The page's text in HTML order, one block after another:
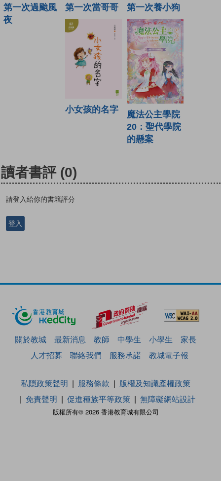
第一次過颱風
夜
第一次當哥哥 第一次養小狗
小女孩的名字
魔法公主學院
20：聖代學院
的懸案
讀者書評 (0)
請登入給你的書籍評分
登入
關於教城 最新消息 教師 中學生 小學生
家長
人才招募
聯絡我們 服務承諾 教城電子報
版權所有© 2026 香港教育城有限公司
私隱政策聲明 服務條款
版權及知識產權政策
免責聲明
促進種族平等政策 無障礙網站設計